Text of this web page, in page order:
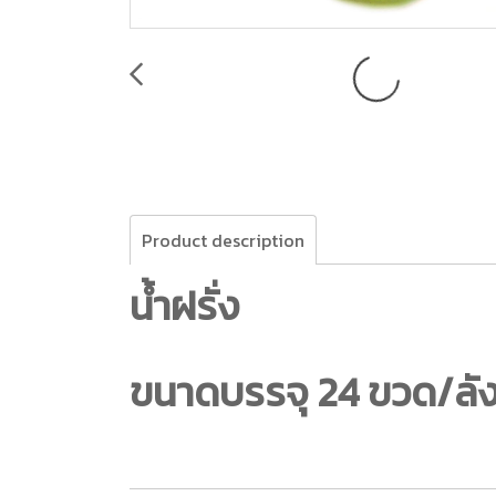
Product description
น้ำฝรั่ง
ขนาดบรรจุ 24 ขวด/ลั